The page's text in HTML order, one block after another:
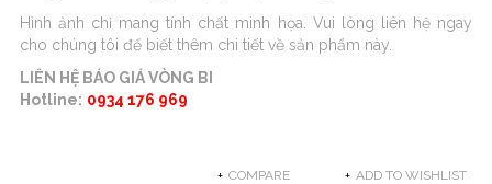
Hình ảnh chỉ mang tính chất minh họa. Vui lòng liên hệ ngay
cho chúng tôi để biết thêm chi tiết về sản phẩm này.
LIÊN HỆ BÁO GIÁ VÒNG BI
Hotline: 0934 176 969
ADD TO WISHLIST
COMPARE